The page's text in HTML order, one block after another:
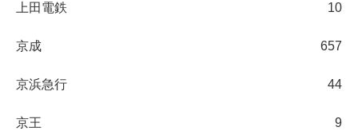
上田電鉄 10
京成 657
京浜急行 44
京王 9